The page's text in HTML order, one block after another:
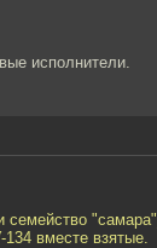
исполнители.
семейство
вместе взятые.